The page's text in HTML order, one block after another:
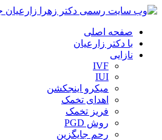
صفحه اصلی
با دکتر زارعیان
نازایی
IVF
IUI
میکرو اینجکشن
اهدای تخمک
فریز تخمک
روش PGD
رحم جایگزین